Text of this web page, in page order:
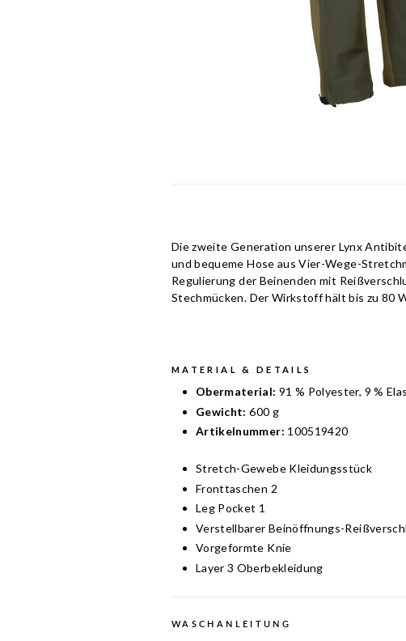
Die zweite Generation unserer Lynx
und bequeme Hose aus Vier-Wege-
Regulierung der Beinenden mit
Stechmücken. Der Wirkstoff hält bis zu 80
MATERIAL & DETAILS
Obermaterial: 91 % Polyester, 9 %
Gewicht: 600 g
Artikelnummer: 100519420
Stretch-Gewebe Kleidungsstück
Fronttaschen 2
Leg Pocket 1
Verstellbarer Beinöffnungs-
Vorgeformte Knie
Layer 3 Oberbekleidung
WASCHANLEITUNG